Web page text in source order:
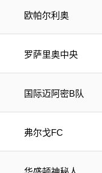
欧帕尔利奥
罗萨里奥中央
国际迈阿密B队
弗尔戈FC